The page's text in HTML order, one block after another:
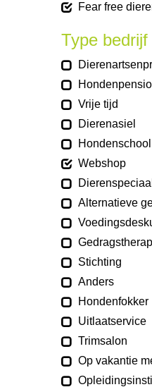
Fear free
Type bedrijf
Vrije tijd
Dierenasiel
Hondenschool
Webshop
Alternatieve
Stichting
Anders
Hondenfokker
Uitlaatservice
Trimsalon
Op vakantie